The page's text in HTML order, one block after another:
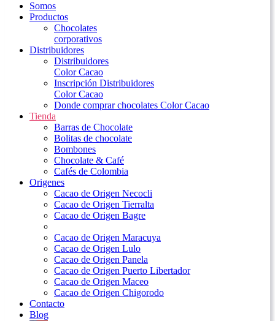
Somos
Productos
Chocolates
corporativos
Distribuidores
Distribuidores
Color Cacao
Inscripción Distribuidores
Color Cacao
Donde comprar chocolates Color Cacao
Tienda
Barras de Chocolate
Bolitas de chocolate
Bombones
Chocolate & Café
Cafés de Colombia
Origenes
Cacao de Origen Necocli
Cacao de Origen Tierralta
Cacao de Origen Bagre
Cacao de Origen Maracuya
Cacao de Origen Lulo
Cacao de Origen Panela
Cacao de Origen Puerto Libertador
Cacao de Origen Maceo
Cacao de Origen Chigorodo
Contacto
Blog